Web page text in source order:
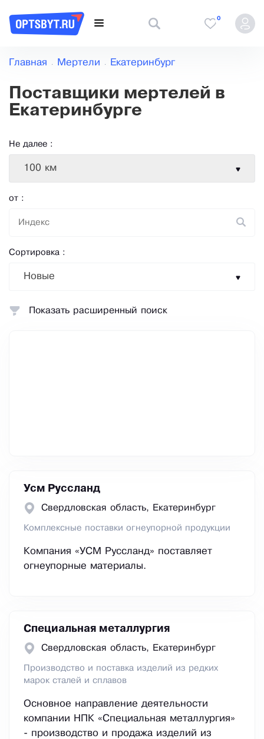
0
Главная Мертели Екатеринбург
Поставщики мертелей в
Екатеринбурге
Не далее :
100 км
от :
Сортировка :
Новые
Усм Руссланд
Свердловская область, Екатеринбург
Комплексные поставки огнеупорной продукции
Компания «УСМ Руссланд» поставляет
огнеупорные материалы.
Специальная металлургия
Свердловская область, Екатеринбург
Производство и поставка изделий из редких
марок сталей и сплавов
Основное направление деятельности
компании НПК «Специальная металлургия»
- производство и продажа изделий из
Показать расширенный поиск